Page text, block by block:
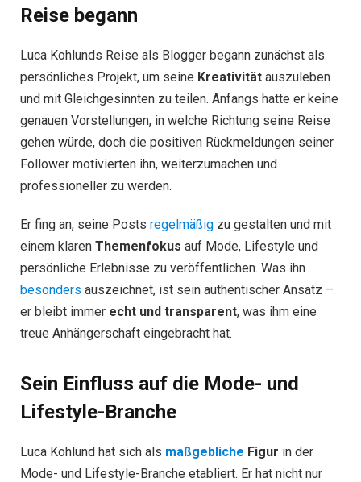
Reise begann
Luca Kohlunds Reise als Blogger begann zunächst als
persönliches Projekt, um seine Kreativität auszuleben
und mit Gleichgesinnten zu teilen. Anfangs hatte er keine
genauen Vorstellungen, in welche Richtung seine Reise
gehen würde, doch die positiven Rückmeldungen seiner
Follower motivierten ihn, weiterzumachen und
professioneller zu werden.
Er fing an, seine Posts regelmäßig zu gestalten und mit
einem klaren Themenfokus auf Mode, Lifestyle und
persönliche Erlebnisse zu veröffentlichen. Was ihn
besonders auszeichnet, ist sein authentischer Ansatz –
er bleibt immer echt und transparent, was ihm eine
treue Anhängerschaft eingebracht hat.
Sein Einfluss auf die Mode- und
Lifestyle-Branche
Luca Kohlund hat sich als maßgebliche Figur in der
Mode- und Lifestyle-Branche etabliert. Er hat nicht nur